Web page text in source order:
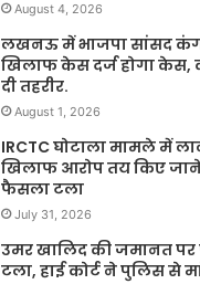
August 4, 2026
लखनऊ में भाजपा सांसद
खिलाफ केस दर्ज होगा केस,
दी तहरीर.
August 1, 2026
IRCTC घोटाला मामले में
खिलाफ आरोप तय किए
फैसला टला
July 31, 2026
उमर खालिद की जमानत
टला, हाई कोर्ट ने पुलिस से